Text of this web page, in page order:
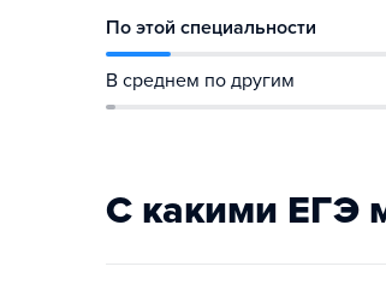
По этой специальности
В среднем по другим
С какими ЕГЭ